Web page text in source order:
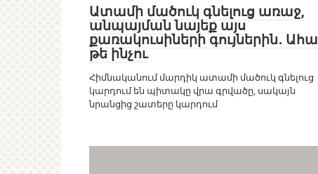
Ատամի մածուկ գնելուց առաջ,
անպայման նայեք այս
քառակուսիների գույներին․ Ահա
թե ինչու
Հիմնականում մարդիկ ատամի մածուկ գնելուց
կարդում են պիտակը վրա գրվածը, սակայն
նրանցից շատերը կարդում